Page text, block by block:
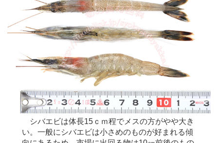
シバエビは体長15ｃｍ程でメスの方がやや大き
い。一般にシバエビは小さめのものが好まれる傾